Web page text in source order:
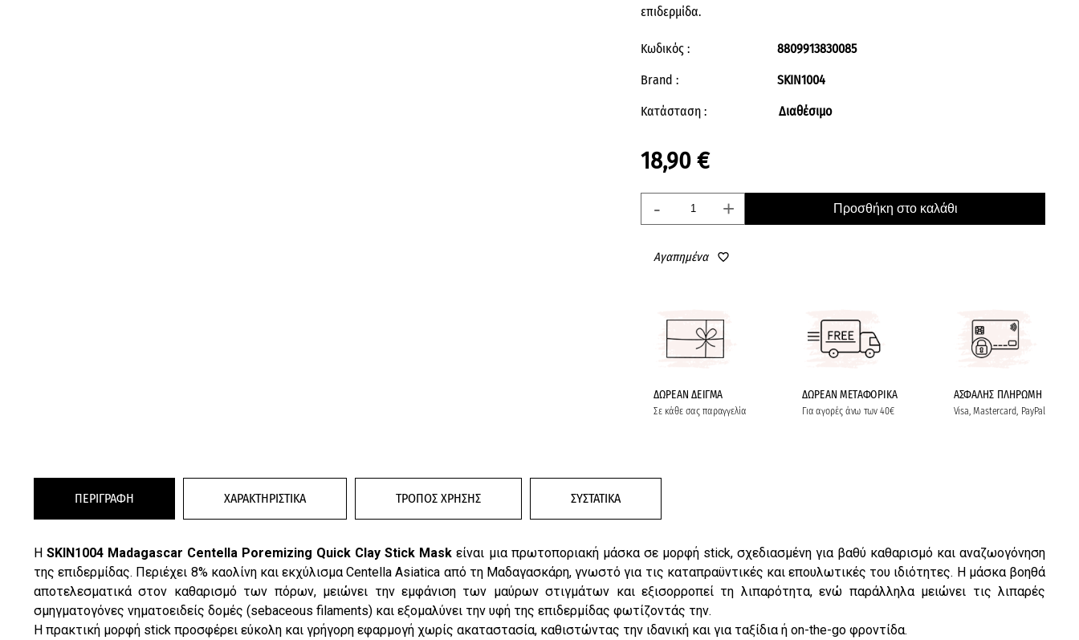
επιδερμίδα.
Κωδικός : 8809913830085
Brand : SKIN1004
Κατάσταση : Διαθέσιμο
18,90 €
- + Προσθήκη στο καλάθι
ΔΩΡΕΑΝ ΔΕΙΓΜΑ
Σε κάθε σας παραγγελία
ΔΩΡΕΑΝ ΜΕΤΑΦΟΡΙΚΑ
Για αγορές άνω των 40€
ΑΣΦΑΛΗΣ ΠΛΗΡΩΜΗ
Visa, Mastercard, PayPal
Αγαπημένα favorite_border
ΠΕΡΙΓΡΑΦΗ ΧΑΡΑΚΤΗΡΙΣΤΙΚΑ ΤΡΟΠΟΣ ΧΡΗΣΗΣ ΣΥΣΤΑΤΙΚΑ
ΗSKIN1004 Madagascar Centella Poremizing Quick Clay Stick Mask είναι μια πρωτοποριακή μάσκα σε μορφή stick, σχεδιασμένη για βαθύ καθαρισμό και αναζωογόνηση
της επιδερμίδας. Περιέχει 8% καολίνη και εκχύλισμα Centella Asiatica από τη Μαδαγασκάρη, γνωστό για τις καταπραϋντικές και επουλωτικές του ιδιότητες. Η μάσκα βοηθά
αποτελεσματικά στον καθαρισμό των πόρων, μειώνει την εμφάνιση των μαύρων στιγμάτων και εξισορροπεί τη λιπαρότητα, ενώ παράλληλα μειώνει τις λιπαρές
σμηγματογόνες νηματοειδείς δομές (sebaceous filaments) και εξομαλύνει την υφή της επιδερμίδας φωτίζοντάς την.
Η πρακτική μορφή stick προσφέρει εύκολη και γρήγορη εφαρμογή χωρίς ακαταστασία, καθιστώντας την ιδανική και για ταξίδια ή on-the-go φροντίδα.